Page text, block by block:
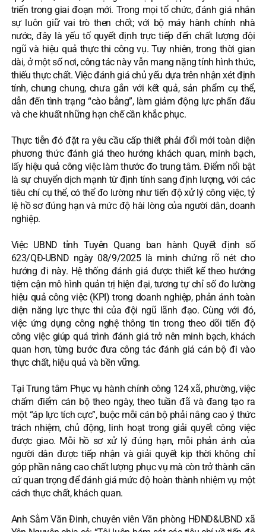
triển trong giai đoạn mới. Trong mọi tổ chức, đánh giá nhân
sự luôn giữ vai trò then chốt; với bộ máy hành chính nhà
nước, đây là yếu tố quyết định trực tiếp đến chất lượng đội
ngũ và hiệu quả thực thi công vụ. Tuy nhiên, trong thời gian
dài, ở một số nơi, công tác này vẫn mang nặng tính hình thức,
thiếu thực chất. Việc đánh giá chủ yếu dựa trên nhận xét định
tính, chung chung, chưa gắn với kết quả, sản phẩm cụ thể,
dẫn đến tình trạng “cào bằng”, làm giảm động lực phấn đấu
và che khuất những hạn chế cần khắc phục.
Thực tiễn đó đặt ra yêu cầu cấp thiết phải đổi mới toàn diện
phương thức đánh giá theo hướng khách quan, minh bạch,
lấy hiệu quả công việc làm thước đo trung tâm. Điểm nổi bật
là sự chuyển dịch mạnh từ định tính sang định lượng, với các
tiêu chí cụ thể, có thể đo lường như tiến độ xử lý công việc, tỷ
lệ hồ sơ đúng hạn và mức độ hài lòng của người dân, doanh
nghiệp.
Việc UBND tỉnh Tuyên Quang ban hành Quyết định số
623/QĐ-UBND ngày 08/9/2025 là minh chứng rõ nét cho
hướng đi này. Hệ thống đánh giá được thiết kế theo hướng
tiệm cận mô hình quản trị hiện đại, tương tự chỉ số đo lường
hiệu quả công việc (KPI) trong doanh nghiệp, phản ánh toàn
diện năng lực thực thi của đội ngũ lãnh đạo. Cùng với đó,
việc ứng dụng công nghệ thông tin trong theo dõi tiến độ
công việc giúp quá trình đánh giá trở nên minh bạch, khách
quan hơn, từng bước đưa công tác đánh giá cán bộ đi vào
thực chất, hiệu quả và bền vững.
Tại Trung tâm Phục vụ hành chính công 124 xã, phường, việc
chấm điểm cán bộ theo ngày, theo tuần đã và đang tạo ra
một “áp lực tích cực”, buộc mỗi cán bộ phải nâng cao ý thức
trách nhiệm, chủ động, linh hoạt trong giải quyết công việc
được giao. Mỗi hồ sơ xử lý đúng hạn, mỗi phản ánh của
người dân được tiếp nhận và giải quyết kịp thời không chỉ
góp phần nâng cao chất lượng phục vụ mà còn trở thành căn
cứ quan trọng để đánh giá mức độ hoàn thành nhiệm vụ một
cách thực chất, khách quan.
Anh Sằm Văn Đinh, chuyên viên Văn phòng HĐND&UBND xã